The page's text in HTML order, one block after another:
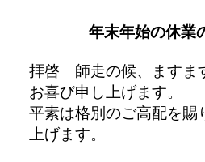
年末年始の休業
拝啓 師走の候、ますま
お喜び申し上げます。
平素は格別のご高配を賜
上げます。